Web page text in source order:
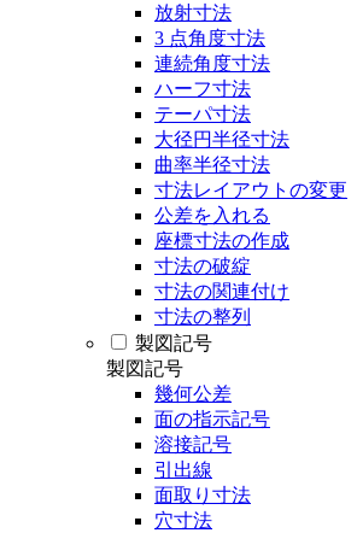
放射寸法
3 点角度寸法
連続角度寸法
ハーフ寸法
テーパ寸法
大径円半径寸法
曲率半径寸法
寸法レイアウトの変更
公差を入れる
座標寸法の作成
寸法の破綻
寸法の関連付け
寸法の整列
製図記号
製図記号
幾何公差
面の指示記号
溶接記号
引出線
面取り寸法
穴寸法